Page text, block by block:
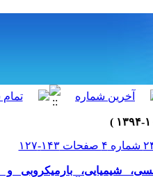
شیمیایی، بار‌‌میکروبی